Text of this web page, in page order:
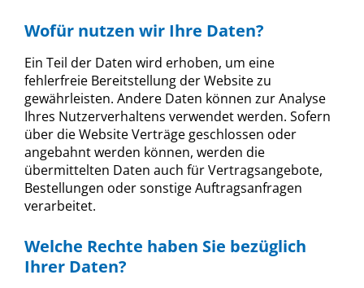
Wofür nutzen wir Ihre Daten?
Ein Teil der Daten wird erhoben, um eine
fehlerfreie Bereitstellung der Website zu
gewährleisten. Andere Daten können zur Analyse
Ihres Nutzerverhaltens verwendet werden. Sofern
über die Website Verträge geschlossen oder
angebahnt werden können, werden die
übermittelten Daten auch für Vertragsangebote,
Bestellungen oder sonstige Auftragsanfragen
verarbeitet.
Welche Rechte haben Sie bezüglich
Ihrer Daten?